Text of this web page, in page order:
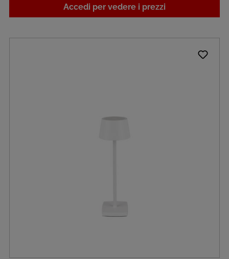
Accedi per vedere i prezzi